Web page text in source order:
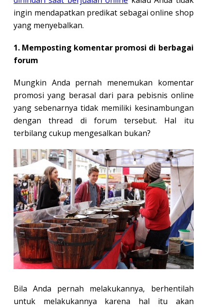
ingin mendapatkan predikat sebagai online shop
yang menyebalkan.
1. Memposting komentar promosi di berbagai
forum
Mungkin Anda pernah menemukan komentar
promosi yang berasal dari para pebisnis online
yang sebenarnya tidak memiliki kesinambungan
dengan thread di forum tersebut. Hal itu
terbilang cukup mengesalkan bukan?
Bila Anda pernah melakukannya, berhentilah
untuk melakukannya karena hal itu akan